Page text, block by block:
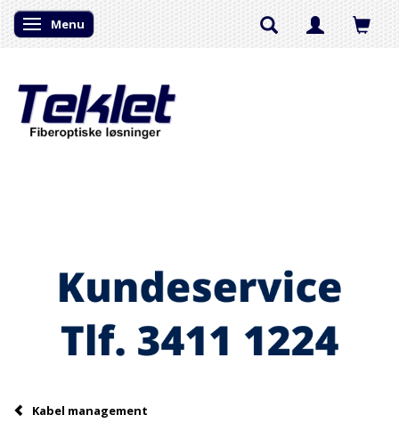
Skifte navigation
Menu
Kabel management